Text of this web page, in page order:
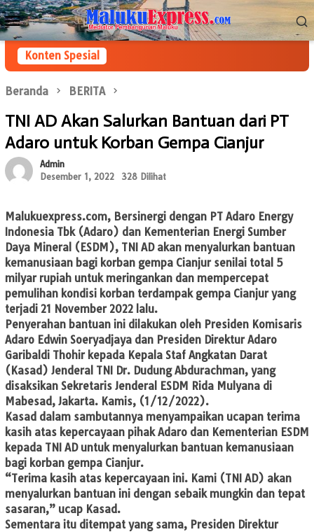
Loncat
ke
konten
Menu
Mobile
Konten Spesial
Beranda BERITA
TNI AD Akan Salurkan Bantuan dari PT
Adaro untuk Korban Gempa Cianjur
Admin
Desember 1, 2022
328 Dilihat
Malukuexpress.com, Bersinergi dengan PT Adaro Energy
Indonesia Tbk (Adaro) dan Kementerian Energi Sumber
Daya Mineral (ESDM), TNI AD akan menyalurkan bantuan
kemanusiaan bagi korban gempa Cianjur senilai total 5
milyar rupiah untuk meringankan dan mempercepat
pemulihan kondisi korban terdampak gempa Cianjur yang
terjadi 21 November 2022 lalu.
Penyerahan bantuan ini dilakukan oleh Presiden Komisaris
Adaro Edwin Soeryadjaya dan Presiden Direktur Adaro
Garibaldi Thohir kepada Kepala Staf Angkatan Darat
(Kasad) Jenderal TNI Dr. Dudung Abdurachman, yang
disaksikan Sekretaris Jenderal ESDM Rida Mulyana di
Mabesad, Jakarta. Kamis, (1/12/2022).
Kasad dalam sambutannya menyampaikan ucapan terima
kasih atas kepercayaan pihak Adaro dan Kementerian ESDM
kepada TNI AD untuk menyalurkan bantuan kemanusiaan
bagi korban gempa Cianjur.
“Terima kasih atas kepercayaan ini. Kami (TNI AD) akan
menyalurkan bantuan ini dengan sebaik mungkin dan tepat
sasaran,” ucap Kasad.
Sementara itu ditempat yang sama, Presiden Direktur